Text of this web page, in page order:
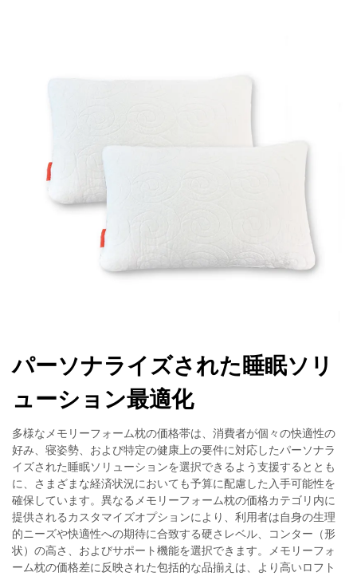
パーソナライズされた睡眠ソリ
ューション最適化
多様なメモリーフォーム枕の価格帯は、消費者が個々の快適性の
好み、寝姿勢、および特定の健康上の要件に対応したパーソナラ
イズされた睡眠ソリューションを選択できるよう支援するととも
に、さまざまな経済状況においても予算に配慮した入手可能性を
確保しています。異なるメモリーフォーム枕の価格カテゴリ内に
提供されるカスタマイズオプションにより、利用者は自身の生理
的ニーズや快適性への期待に合致する硬さレベル、コンター（形
状）の高さ、およびサポート機能を選択できます。メモリーフォ
ーム枕の価格差に反映された包括的な品揃えは、より高いロフト